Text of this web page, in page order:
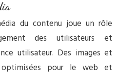
du contenu joue un rôle
des utilisateurs et
utilisateur. Des images et
pour le web et